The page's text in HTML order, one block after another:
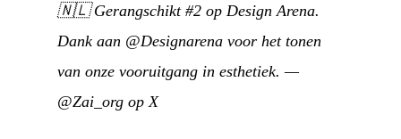
🇳🇱Gerangschikt #2 op Design Arena.
Dank aan @Designarena voor het tonen
van onze vooruitgang in esthetiek. —
@Zai_org op X